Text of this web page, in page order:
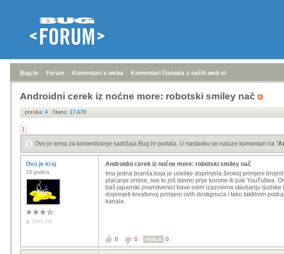
Bug.hr » Forum » Komentari s weba » Komentari članaka s naših web stranica
Androidni cerek iz noćne more: robotski smiley nač
poruka: 4 | čitano: 17.678
1
Ovo je tema za komentiranje sadržaja Bug.hr portala. U nastavku se nalaze komentari na "
Ovo je kraj
18 godina
OFFLINE
Androidni cerek iz noćne more: robotski smiley nač
Ima jedna branša koja je uvelike doprinjela širokoj primjeni
plaćanje online, sve to još davno prije korone ili pak YouTubea.
baš japanski znanstvenici bave ovim izazovima stavljanju
doprinjeti kreativnoj primjeni ovih dostignuća i tako taktilnim
kanala.
0 0 HVALA 0